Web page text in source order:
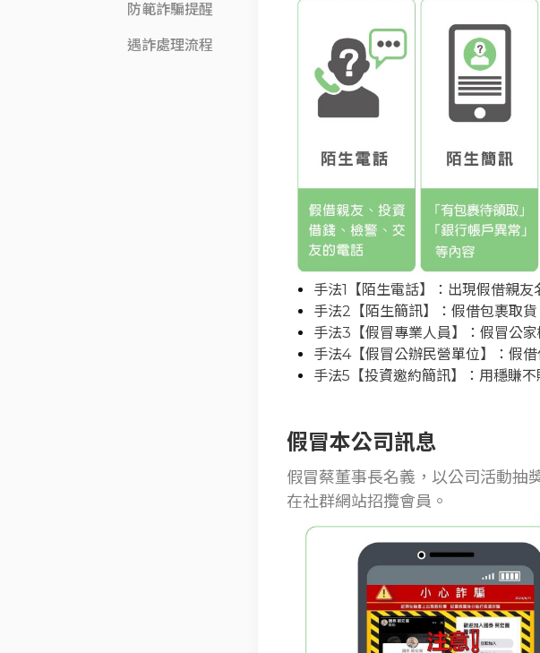
防範詐騙提醒
遇詐處理流程
手法1【陌生電話】：出現假借親
手法2【陌生簡訊】：假借包裹取
手法3【假冒專業人員】：假冒公
手法4【假冒公辦民營單位】：假
手法5【投資邀約簡訊】：用穩賺
假冒本公司訊息
假冒蔡董事長名義，以公司活動抽
在社群網站招攬會員。